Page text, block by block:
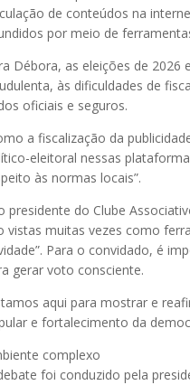
de conteúdos na
por meio de
Débora, as eleições de
às dificuldades de
oficiais e seguros.
a fiscalização da
eleitoral nessas
às normas locais”.
presidente do Clube
vistas muitas vezes como
Para o convidado, é
gerar voto consciente.
aqui para mostrar e
e fortalecimento da
complexo
foi conduzido pela